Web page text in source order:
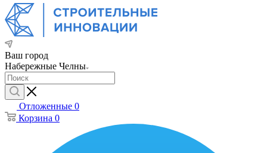
Ваш город
Набережные Челны
Отложенные 0
Корзина 0